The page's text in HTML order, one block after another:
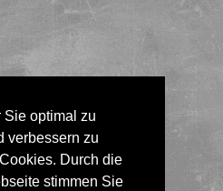
Sie optimal zu
verbessern zu
Durch die
stimmen Sie